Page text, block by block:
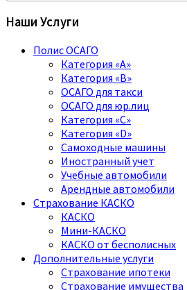
Наши Услуги
Полис ОСАГО
Категория «A»
Категория «B»
ОСАГО для такси
ОСАГО для юр.лиц
Категория «C»
Категория «D»
Самоходные машины
Иностранный учет
Учебные автомобили
Арендные автомобили
Страхование КАСКО
КАСКО
Мини-КАСКО
КАСКО от бесполисных
Дополнительные услуги
Страхование ипотеки
Страхование имущества